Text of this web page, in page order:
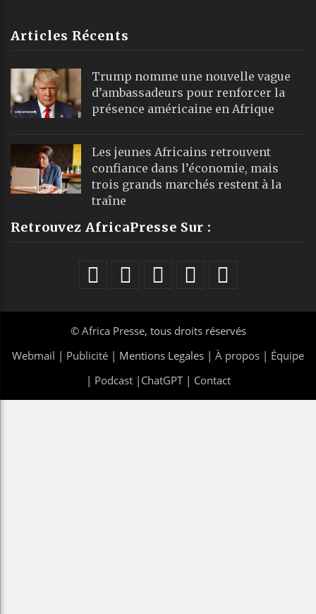
Articles Récents
Trump nomme une nouvelle vague
d’ambassadeurs pour renforcer la
présence américaine en Afrique
Les jeunes Africains retrouvent
confiance dans l’économie, mais
trois grands marchés restent à la
traîne
Retrouvez AfricaPresse Sur :
© Africa Presse, tous droits réservés
Webmail | Publicité | Mentions Legales | À propos | Équipe
| Podcast| ChatGPT| Contact